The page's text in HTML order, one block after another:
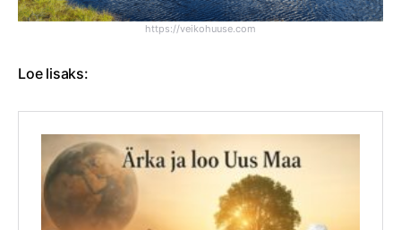
https://veikohuuse.com
Loe lisaks: